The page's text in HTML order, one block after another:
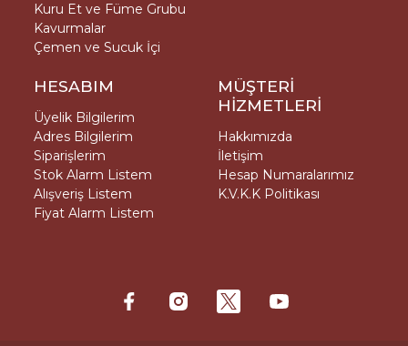
Kuru Et ve Füme Grubu
Kavurmalar
Çemen ve Sucuk İçi
HESABIM
Üyelik Bilgilerim
Adres Bilgilerim
Siparişlerim
Stok Alarm Listem
Alışveriş Listem
Fiyat Alarm Listem
MÜŞTERİ
HİZMETLERİ
Hakkımızda
İletişim
Hesap Numaralarımız
K.V.K.K Politikası